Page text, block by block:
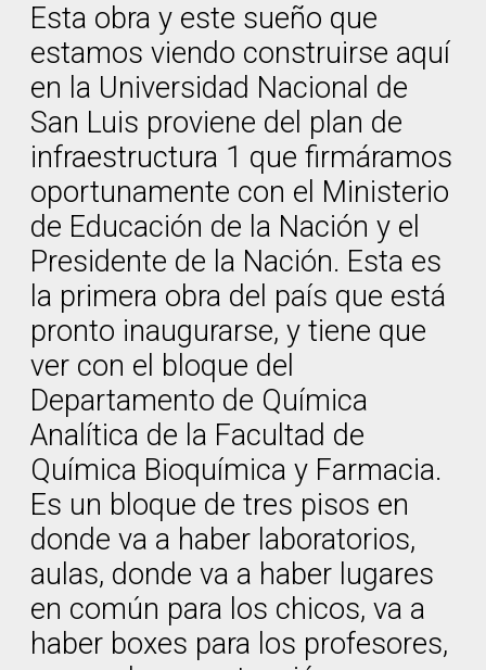
Esta obra y este sueño que
estamos viendo construirse aquí
en la Universidad Nacional de
San Luis proviene del plan de
infraestructura 1 que firmáramos
oportunamente con el Ministerio
de Educación de la Nación y el
Presidente de la Nación. Esta es
la primera obra del país que está
pronto inaugurarse, y tiene que
ver con el bloque del
Departamento de Química
Analítica de la Facultad de
Química Bioquímica y Farmacia.
Es un bloque de tres pisos en
donde va a haber laboratorios,
aulas, donde va a haber lugares
en común para los chicos, va a
haber boxes para los profesores,